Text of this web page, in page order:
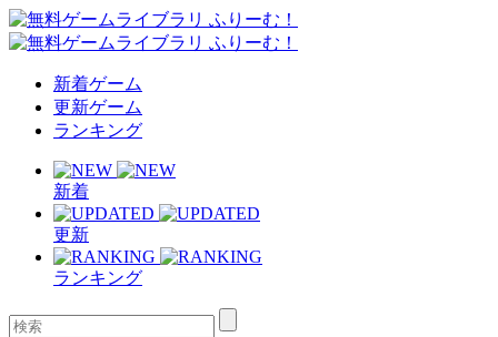
新着ゲーム
更新ゲーム
ランキング
新着
更新
ランキング